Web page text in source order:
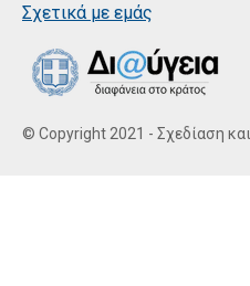
Σχετικά με εμάς
© Copyright 2021 - Σχεδίαση